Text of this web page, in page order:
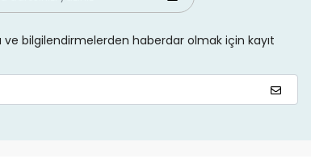
bilgilendirmelerden haberdar olmak için kayıt